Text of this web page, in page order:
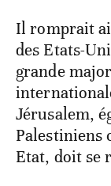
Il romprait
des Etats-
grande
Jérusalem,
Palestiniens
Etat, doit se